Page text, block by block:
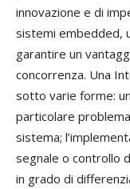
innovazione e di
sistemi embedded,
garantire un
concorrenza. Una
sotto varie forme:
particolare
sistema;
segnale o controllo
in grado di